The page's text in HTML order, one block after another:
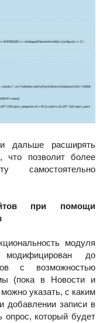
дальше расширять
что позволит более
самостоятельно
при помощи
модуля
до
с возможностью
(пока в Новости и
указать, с каким
добавлении записи в
который будет